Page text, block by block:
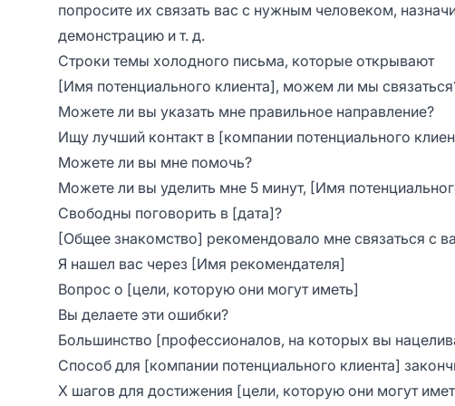
попросите их связать вас с нужным человеком,
демонстрацию и т. д.
Строки темы холодного письма, которые открывают
[Имя потенциального клиента], можем ли мы
Можете ли вы указать мне правильное направление?
Ищу лучший контакт в [компании потенциального
Можете ли вы мне помочь?
Можете ли вы уделить мне 5 минут, [Имя
Свободны поговорить в [дата]?
[Общее знакомство] рекомендовало мне связаться с
Я нашел вас через [Имя рекомендателя]
Вопрос о [цели, которую они могут иметь]
Вы делаете эти ошибки?
Большинство [профессионалов, на которых вы
Способ для [компании потенциального клиента]
X шагов для достижения [цели, которую они могут